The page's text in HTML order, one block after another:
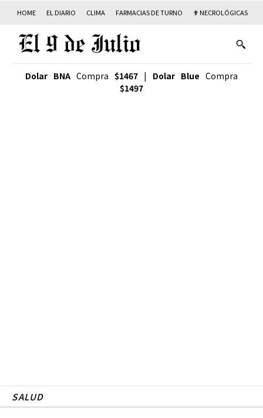
HOME EL DIARIO CLIMA FARMACIAS DE TURNO ✟ NECROLÓGICAS
Dolar BNA Compra $1467 | Dolar Blue Compra
$1497
SALUD